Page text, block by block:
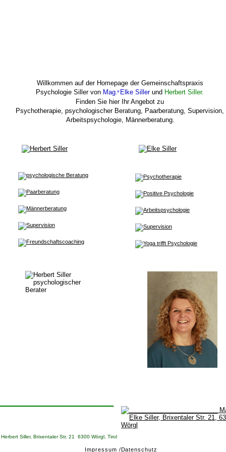
Willkommen auf der Homepage der Gemeinschaftspraxis
Psychologie Siller von Mag.a Elke Siller und Herbert Siller.
Finden Sie hier Ihr Angebot zu
Psychotherapie, psychologischer Beratung, Paarberatung, Supervision,
Arbeitspsychologie, Männerberatung.
Impressum /Datenschutz
Herbert Siller, Brixentaler Str. 21  6300 Wörgl, Tirol